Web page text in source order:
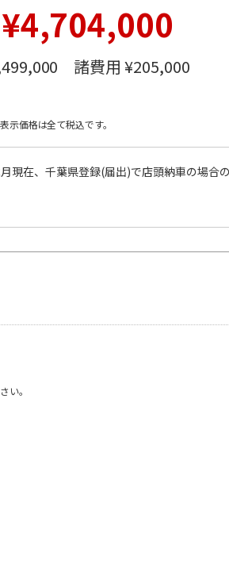
¥4,704,000
諸費用 ¥205,000
示価格は全て税込です。
在、千葉県登録(届出)で店頭納車の場合
い。